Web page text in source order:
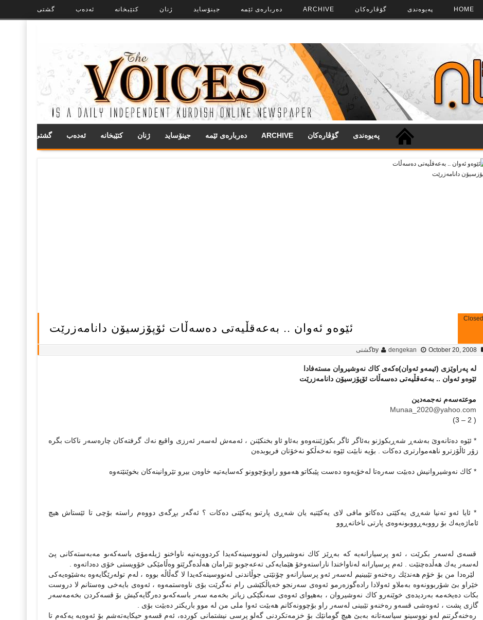
گشتی ئەدەب کتێبخانە ژنان جینۆساید ده‌رباره‌ی ئێمه ARCHIVE گۆڤاره‌کان په‌‌یوه‌ندی HOME
گشتی ئەدەب کتێبخانە ژنان جینۆساید ده‌رباره‌ی ئێمه ARCHIVE گۆڤاره‌کان په‌‌یوه‌ندی
ئێوەو ئەوان .. بەعەقڵیەتى دەسەڵات ئۆپۆزسیۆن دانامەزرێت
Closed
by dengekan October 20, 2008 گشتی
لە پەراوێزى (ئیمەو ئەوان)ەكەى كاك نەوشیروان مستەفادا
ئێوەو ئەوان .. بەعەقڵیەتى دەسەڵات ئۆپۆزسیۆن دانامەزرێت
موعتەسەم نەجمەدین
Munaa_2020@yahoo.com
( 2 – 3)
* ئێوە دەتانەوىَ بەشەڕ شەڕبكوژنو بەئاگر ئاگر بكوژێننەوەو بەئاو ئاو بخنكێنن ، ئەمەش لەسەر ئەرزى واقیع نەك گرفتەكان چارەسەر ناكات بگرە
زۆر ئاڵۆزترو ناهەموارترى دەكات . بۆیە نابێت ئێوە نەخەڵكو نەخۆتان فریوبدەن
* كاك نەوشیروانیش دەبێت سەرەتا لەخۆیەوە دەست پێبكاتو هەموو راوبۆچوونو كەسایەتیە خاوەن بیرو تێروانینەكان بخوێنێتەوە
* ئایا ئەو تەنیا شەڕى یەكێتى دەكاتو مافی لاى یەكێتیە یان شەڕى پارتىو یەكێتى دەكات ؟ ئەگەر بڕگەى دووەم راستە بۆچی تا ئێستاش هیچ
ئاماژەیەك بۆ رووبەڕووبونەوەى پارتى ناخاتەڕوو
قسەى لەسەر بكرێت ، ئەو پرسیارانەیە كە بەڕێز كاك نەوشیروان لەنووسینەكەیدا كردوویەتیە ناواخنو ژیلەمۆى باسەكەىو مەبەستەكانى پێ
لەسەر یەك هەڵدەچنێت . ئەم پرسیارانە لەناواخندا ناراستەوخۆ هێمایەكى تەعەجوبو تێرامان هەڵدەگرێتو وەڵامێكى خۆویستى خۆى دەداتەوە .
لێرەدا من بۆ خۆم هەندێك رەخنەو تێبینیم لەسەر ئەو پرسیارانەو چۆنێتى جوڵاندنى لەنووسینەكەیدا لا گەڵاڵە بووە ، لەم تولەرێگایەوە بەشێوەیەكى
خێراو بێ شۆربوونەوە بەملاو ئەولادا رادەگوزەرمو ئەوەى سەرنجو خەیاڵكێشی رام نەگرێت بۆى ناوەستمەوە ، ئەوەى بایەخى وەستانم لا دروست
بكات دەیخەمە بەردیدەى خوێنەرو كاك نەوشیروان ، بەهیواى ئەوەى سەنگێكى زیاتر بخەمە سەر باسەكەىو دەرگایەكیش بۆ قسەكردن بخەمەسەر
گازى پشت ، ئەوەشى قسەو رەخنەو تێبینى لەسەر راو بۆچوونەكانم هەبێت ئەوا ملى من لە موو باریكتر دەبێت بۆى .
رەخنەگرتنم لەو نووسینو سیاسەتانە بەبێ هیچ گومانێك بۆ خزمەتكردنى گەلو پرسی نیشتمانى كوردە، ئەم قسەو حیكایەتەشم بۆ ئەوەیە یەكەم تا